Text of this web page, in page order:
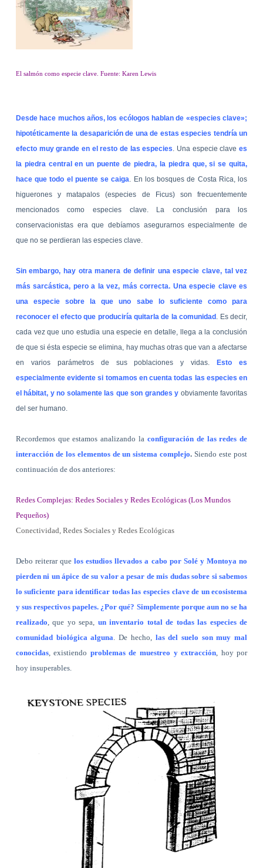
El salmón como especie clave. Fuente: Karen Lewis
Desde hace muchos años, los ecólogos hablan de «especies clave»;
hipotéticamente la desaparición de una de estas especies tendría un
efecto muy grande en el resto de las especies . Una especie clavees
la piedra central en un puente de piedra, la piedra que, si se quita,
hace que todo el puente se caiga . En los bosques de Costa Rica, los
higuerones y matapalos (especies de Ficus) son frecuentemente
mencionados como especies clave. La conclusión para los
conservacionistas era que debíamos asegurarnos especialmente de
que no se perdieran las especies clave.
Sin embargo, hay otra manera de definir una especie clave, tal vez
más sarcástica, pero a la vez, más correcta. Una especie clave es
una especie sobre la que uno sabe lo suficiente como para
reconocer el efecto que produciría quitarla de la comunidad . Es decir,
cada vez que uno estudia una especie en detalle, llega a la conclusión
de que si ésta especie se elimina, hay muchas otras que van a afectarse
en varios parámetros de sus poblaciones y vidas.Esto es
especialmente evidente si tomamos en cuenta todas las especies en
el hábitat, y no solamente las que son grandes y obviamente favoritas
del ser humano.
Recordemos que estamos analizando la configuración de las redes de
interacción de los elementos de un sistema complejo.Siendo este post
continuación de dos anteriores:
Redes Complejas: Redes Sociales y Redes Ecológicas (Los Mundos
Pequeños)
Conectividad, Redes Sociales y Redes Ecológicas
Debo reiterar quelos estudios llevados a cabo por Solé y Montoya no
pierden ni un ápice de su valor a pesar de mis dudas sobre si sabemos
lo suficiente para identificar todas las especies clave de un ecosistema
y sus respectivos papeles. ¿Por qué? Simplemente porque aun no se ha
realizado , que yo sepa, un inventario total de todas las especies de
comunidad biológica alguna . De hecho, las del suelo son muy mal
conocidas, existiendo problemas de muestreo y extracción , hoy por
hoy insuperables.